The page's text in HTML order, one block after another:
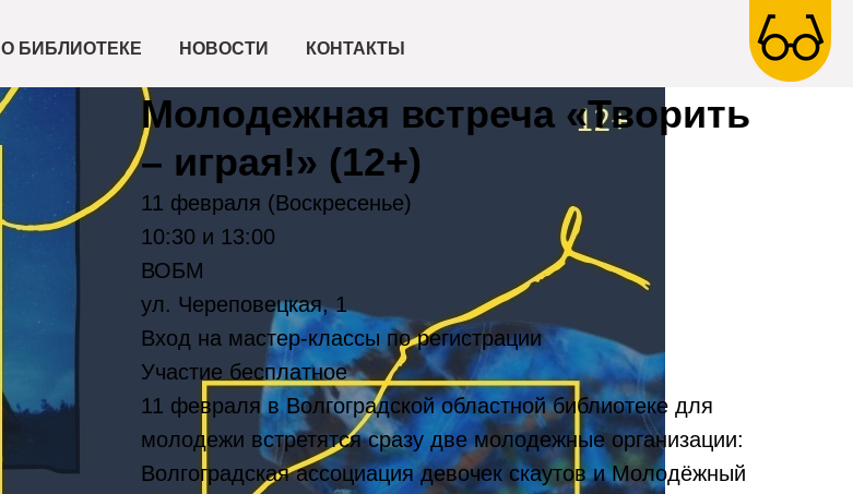
О БИБЛИОТЕКЕ НОВОСТИ КОНТАКТЫ
Молодежная встреча «Творить
– играя!» (12+)
11 февраля (Воскресенье)
10:30 и 13:00
ВОБМ
ул. Череповецкая, 1
Вход на мастер-классы по регистрации
Участие бесплатное
11 февраля в Волгоградской областной библиотеке для
молодежи встретятся сразу две молодежные организации:
Волгоградская ассоциация девочек скаутов и Молодёжный